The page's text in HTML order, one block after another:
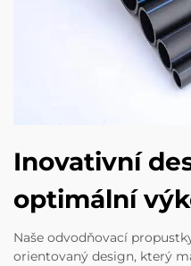
Inovativní
optimální
Naše odvodňovací
orientovaný design, který